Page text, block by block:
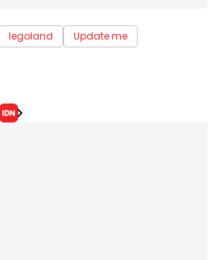
legoland Update me